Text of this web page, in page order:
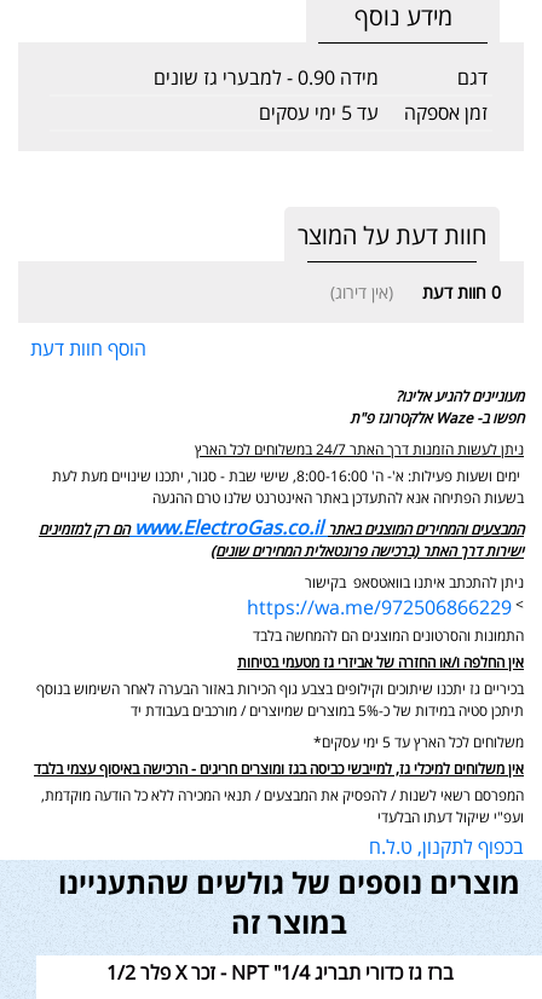
מידע נוסף
דגם
מידה 0.90 - למבערי גז שונים
זמן אספקה
עד 5 ימי עסקים
חוות דעת על המוצר
0 חוות דעת (אין דירוג)
הוסף חוות דעת
מעוניינים להגיע אלינו?
חפשו ב- Waze אלקטרוגז פ"ת
ניתן לעשות הזמנות דרך האתר 24/7 במשלוחים לכל הארץ
ימים ושעות פעילות: א'- ה' 8:00-16:00, שישי שבת - סגור,
יתכנו שינויים מעת לעת
בשעות הפתיחה אנא להתעדכן באתר האינטרנט שלנו טרם ההגעה
המבצעים והמחירים המוצגים באתר www.ElectroGas.co.il הם רק למזמינים
ישירות דרך האתר (ברכישה פרונטאלית המחירים שונים)
ניתן להתכתב איתנו בוואטסאפ בקישור
>
https://wa.me/972506866229
התמונות והסרטונים המוצגים הם להמחשה בלבד
אין החלפה ו/או החזרה של אביזרי גז מטעמי בטיחות
בכיריים גז יתכנו שיתוכים וקילופים בצבע גוף הכירות באזור הבערה לאחר השימוש בנוסף
תיתכן סטיה במידות של כ-5% במוצרים שמיוצרים / מורכבים בעבודת יד
משלוחים לכל הארץ עד 5 ימי עסקים*
אין משלוחים למיכלי גז, למייבשי כביסה בגז ומוצרים חריגים - הרכישה באיסוף עצמי בלבד
המפרסם רשאי לשנות / להפסיק את המבצעים / תנאי המכירה ללא כל הודעה מוקדמת,
ועפ"י שיקול דעתו הבלעדי
בכפוף לתקנון, ט.ל.ח
מוצרים נוספים של גולשים שהתעניינו
במוצר זה
ברז גז כדורי תבריג NPT "1/4 - זכר X פלר 1/2